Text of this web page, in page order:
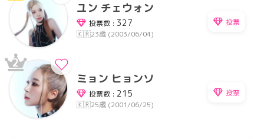
ユン チェウォン
投票数 : 327
🇰🇷23歳 (2003/06/04)
投票
2
ミョン ヒョンソ
投票数 : 215
🇰🇷25歳 (2001/06/25)
投票